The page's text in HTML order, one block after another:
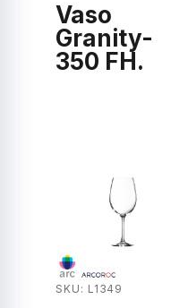
Vaso
Granity-
350 FH.
SKU: L1349